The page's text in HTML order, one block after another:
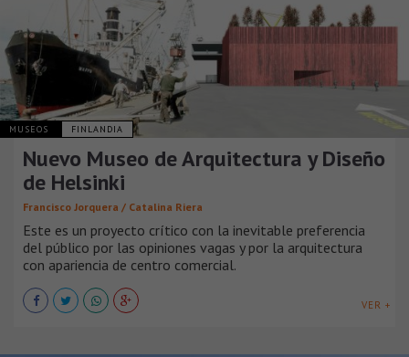
MUSEOS FINLANDIA
Nuevo Museo de Arquitectura y Diseño
de Helsinki
Francisco Jorquera / Catalina Riera
Este es un proyecto crítico con la inevitable preferencia
del público por las opiniones vagas y por la arquitectura
con apariencia de centro comercial.
VER +